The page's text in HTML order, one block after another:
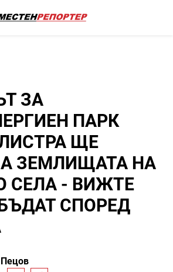
ЗА
ПАРК
ЩЕ
ЗЕМЛИЩАТА НА
СЕЛА - ВИЖТЕ
СПОРЕД